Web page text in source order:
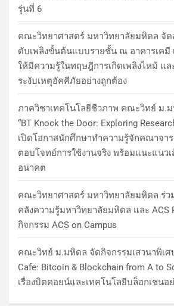
รุ่นที่ 6
คณะวิทยาศาสตร์ มหาวิทยาลัยมหิดล จั
ดับเพลิงขั้นต้นแบบรายชั้น ณ อาคารเคมี
ให้มีความรู้ในทฤษฎีการเกิดเพลิงไหม้ แล
ระงับเหตุอัคคีภัยอย่างถูกต้อง
ภาควิชาเทคโนโลยีชีวภาพ คณะวิทย์ ม.
“BT Knock the Door: Exploring
เปิดโอกาสนักศึกษาทำความรู้จักคณาจา
ตอบโจทย์การใช้งานจริง พร้อมแนะแนว
อนาคต
คณะวิทยาศาสตร์ มหาวิทยาลัยมหิดล ร่
คลังความรู้มหาวิทยาลัยมหิดล และ ACS
กิจกรรม ACS on Campus
คณะวิทย์ ม.มหิดล จัดกิจกรรมเสวนาพิเศ
Cafe: Bitcoin & Blockchain from A to
เรื่องบิตคอยน์และเทคโนโลยีบล็อกเชนอ